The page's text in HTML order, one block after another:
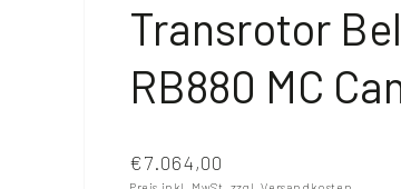
Transrotor
RB880 MC
€7.064,00